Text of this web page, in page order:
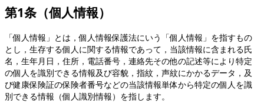
第1条（個人情報）
「個人情報」とは，個人情報保護法にいう「個人情報」を指すもの
とし，生存する個人に関する情報であって，当該情報に含まれる氏
名，生年月日，住所，電話番号，連絡先その他の記述等により特定
の個人を識別できる情報及び容貌，指紋，声紋にかかるデータ，及
び健康保険証の保険者番号などの当該情報単体から特定の個人を識
別できる情報（個人識別情報）を指します。